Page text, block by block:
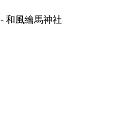
和風繪馬神社